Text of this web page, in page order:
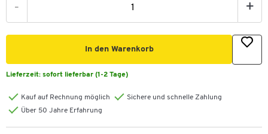
- +
In den Warenkorb
Lieferzeit: sofort lieferbar (1-2 Tage)
Kauf auf Rechnung möglich
Sichere und schnelle Zahlung
Über 50 Jahre Erfahrung